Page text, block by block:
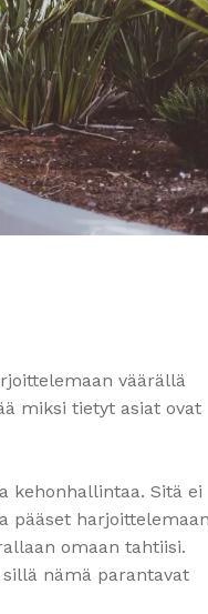
väärällä
miksi tietyt asiat ovat
kehonhallintaa. Sitä ei
pääset harjoittelemaan
omaan tahtiisi.
nämä parantavat